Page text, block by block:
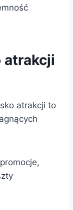
atrakcji
atrakcji to